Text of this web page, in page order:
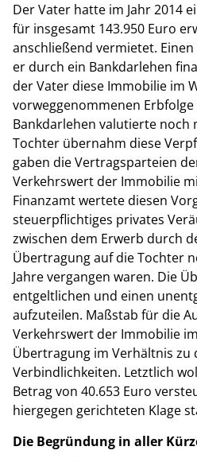
Der Vater hatte im Jahr 2014
für insgesamt 143.950 Euro
anschließend vermietet.
er durch ein Bankdarlehen
der Vater diese Immobilie im
vorweggenommenen
Bankdarlehen valutierte noch
Tochter übernahm diese
gaben die Vertragsparteien
Verkehrswert der Immobilie
Finanzamt wertete diesen
steuerpflichtiges privates
zwischen dem Erwerb durch
Übertragung auf die Tochter
Jahre vergangen waren. Die
entgeltlichen und einen
aufzuteilen. Maßstab für die
Verkehrswert der Immobilie
Übertragung im Verhältnis
Verbindlichkeiten. Letztlich
Betrag von 40.653 Euro
hiergegen gerichteten Klage
Die Begründung in aller